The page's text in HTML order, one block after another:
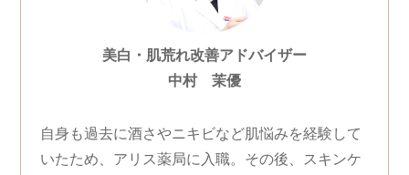
美白・肌荒れ改善アドバイザー
中村 茉優
自身も過去に酒さやニキビなど肌悩みを経験して
いたため、アリス薬局に入職。その後、スキンケ